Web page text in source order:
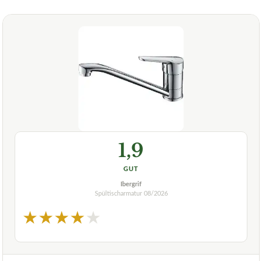
1,9
GUT
Ibergrif
Spültischarmatur 08/2026
★★★★★